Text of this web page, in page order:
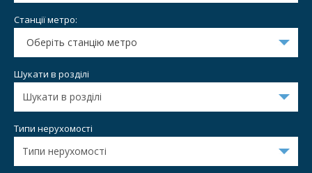
Станції метро:
Оберіть станцію метро
Шукати в розділі
Типи нерухомості